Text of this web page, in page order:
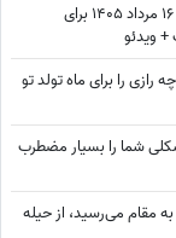
کائنات پیام ویژه‌ای برات داره / پیام انگیزشی امروز جمعه 16 مرداد 1405 برای
ویدئو
1405 ؛ امروز کائنات چه رازی را برای ماه تولد تو
16 مرداد 1405 / ترس از مشکلی شما را بسیار مضطرب
16 مرداد 1405 / با پشتکار به مقام می‌رسید، از حیله